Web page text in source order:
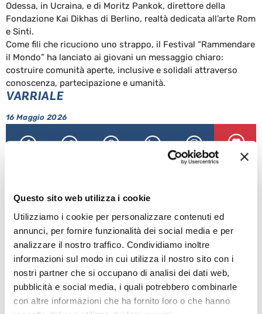
Questo sito web utilizza i cookie
Utilizziamo i cookie per personalizzare contenuti ed
annunci, per fornire funzionalità dei social media e per
analizzare il nostro traffico. Condividiamo inoltre
informazioni sul modo in cui utilizza il nostro sito con i
nostri partner che si occupano di analisi dei dati web,
pubblicità e social media, i quali potrebbero combinarle
con altre informazioni che ha fornito loro o che hanno
Odessa, in Ucraina, e di Moritz Pankok, direttore della
Fondazione Kai Dikhas di Berlino, realtà dedicata all’arte Rom
e Sinti.
Come fili che ricuciono uno strappo, il Festival “Rammendare
il Mondo” ha lanciato ai giovani un messaggio chiaro:
costruire comunità aperte, inclusive e solidali attraverso
conoscenza, partecipazione e umanità.
VARRIALE
16 Maggio 2026